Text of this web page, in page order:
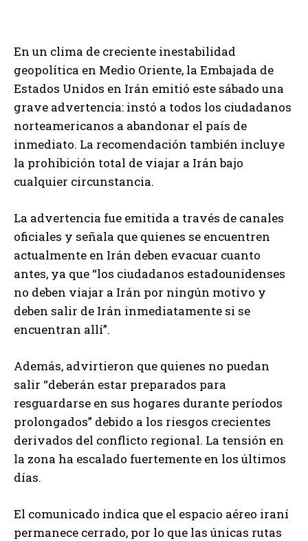
En un clima de creciente inestabilidad
geopolítica en Medio Oriente, la Embajada de
Estados Unidos en Irán emitió este sábado una
grave advertencia: instó a todos los ciudadanos
norteamericanos a abandonar el país de
inmediato. La recomendación también incluye
la prohibición total de viajar a Irán bajo
cualquier circunstancia.
La advertencia fue emitida a través de canales
oficiales y señala que quienes se encuentren
actualmente en Irán deben evacuar cuanto
antes, ya que “los ciudadanos estadounidenses
no deben viajar a Irán por ningún motivo y
deben salir de Irán inmediatamente si se
encuentran allí”.
Además, advirtieron que quienes no puedan
salir “deberán estar preparados para
resguardarse en sus hogares durante períodos
prolongados” debido a los riesgos crecientes
derivados del conflicto regional. La tensión en
la zona ha escalado fuertemente en los últimos
días.
El comunicado indica que el espacio aéreo iraní
permanece cerrado, por lo que las únicas rutas